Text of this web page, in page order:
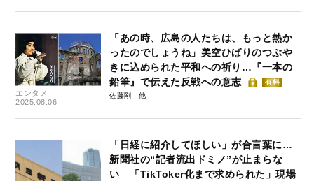
エンタメ
2025.08.06
「あの時、広島の人たちは、もっと熱か
ったのでしょうね」美空ひばりのつぶや
きに込められた平和への祈り…『一本の
鉛筆』で伝えた反戦への意志
有料
佐藤剛
「日経に紹介してほしい」が合言葉に…
新聞社の“記者流出ドミノ”が止まらな
い 「TikToker化まで求められた」現場